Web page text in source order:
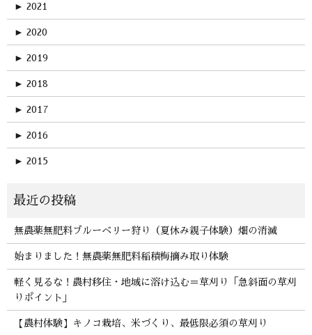
► 2021
► 2020
► 2019
► 2018
► 2017
► 2016
► 2015
無農薬無肥料ブルーベリー狩り（夏休み親子体験）畑の消滅
始まりました！無農薬無肥料稲積梅摘み取り体験
軽く見るな！農村移住・地域に溶け込む＝草刈り「急斜面の草刈
りポイント」
【農村体験】キノコ栽培、米づくり、最低限必須の草刈り